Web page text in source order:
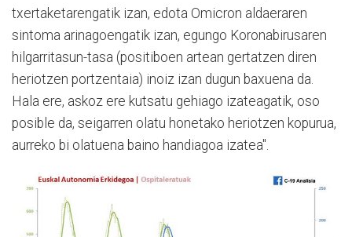
txertaketarengatik izan, edota Omicron aldaeraren
sintoma arinagoengatik izan, egungo Koronabirusaren
hilgarritasun-tasa (positiboen artean gertatzen diren
heriotzen portzentaia) inoiz izan dugun baxuena da.
Hala ere, askoz ere kutsatu gehiago izateagatik, oso
posible da, seigarren olatu honetako heriotzen kopurua,
aurreko bi olatuena baino handiagoa izatea".